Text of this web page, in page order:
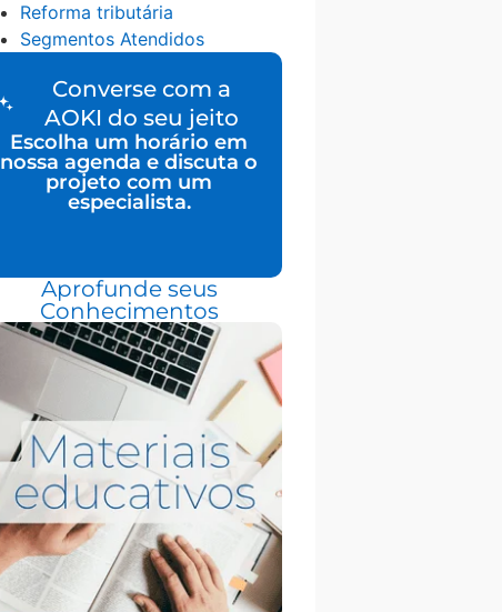
Reforma tributária
Segmentos Atendidos
Converse com a
AOKI do seu jeito
Escolha um horário em
nossa agenda e discuta o
projeto com um
especialista.
Aprofunde seus
Conhecimentos